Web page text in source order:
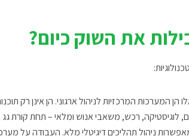
את השוק כיום?
הן המערכות המרכזיות לניהול ארגוני. הן אינן רק
לוגיסטיקה, רכש, משאבי אנוש ומלאי – תחת קורת
ניהול תהליכים דיגיטלימלא. העבודה על